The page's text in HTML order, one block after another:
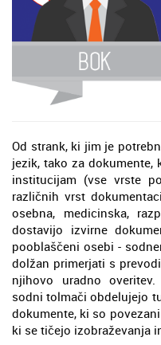
Od strank, ki jim je
jezik, tako za
institucijam (vse vrste
različnih vrst
osebna, medicinska,
dostavijo izvirne
pooblaščeni osebi -
dolžan primerjati s
njihovo uradno
sodni tolmači obdelujejo
dokumente, ki so
ki se tičejo izobraževanja